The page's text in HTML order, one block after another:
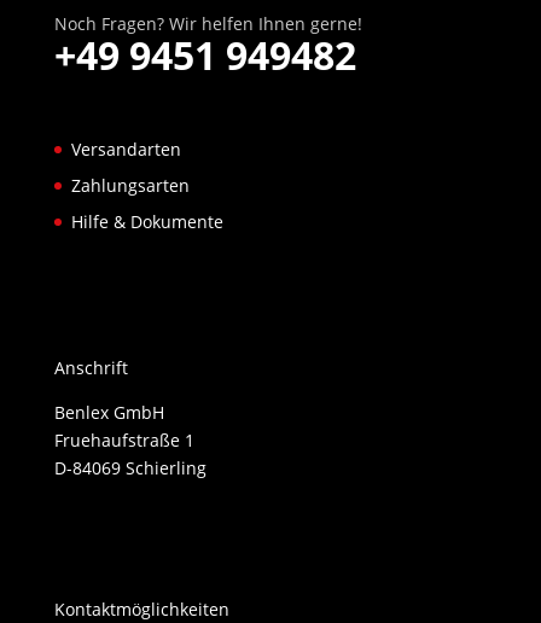
Noch Fragen? Wir helfen Ihnen gerne!
+49 9451 949482
Versandarten
Zahlungsarten
Hilfe & Dokumente
Anschrift
Benlex GmbH
Fruehaufstraße 1
D-84069 Schierling
Kontaktmöglichkeiten